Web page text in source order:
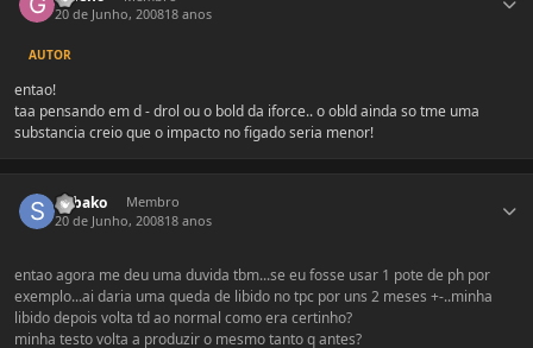
20 de Junho, 200818 anos
AUTOR
entao!
taa pensando em d - drol ou o bold da iforce.. o obld ainda so tme uma
substancia creio que o impacto no figado seria menor!
Subako
Membro
20 de Junho, 200818 anos
entao agora me deu uma duvida tbm...se eu fosse usar 1 pote de ph por
exemplo...ai daria uma queda de libido no tpc por uns 2 meses +-..minha
libido depois volta td ao normal como era certinho?
minha testo volta a produzir o mesmo tanto q antes?